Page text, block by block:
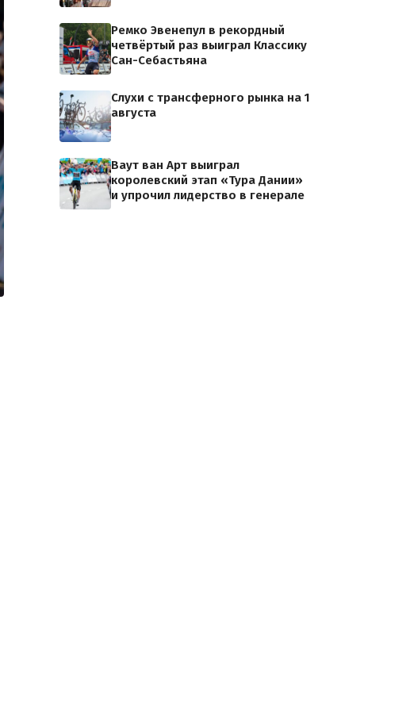
Ремко Эвенепул в рекордный
четвёртый раз выиграл Классику
Сан-Себастьяна
Слухи с трансферного рынка на 1
августа
Ваут ван Арт выиграл
королевский этап «Тура Дании»
и упрочил лидерство в генерале